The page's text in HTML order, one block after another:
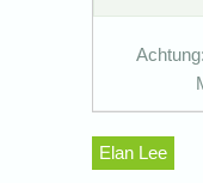
Elan Lee